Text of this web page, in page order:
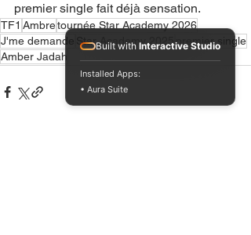
premier single fait déjà sensation.
TF1 Ambretournée Star Academy 2026
J'me demande
Star Academy 2025premier single
Amber Jadah
Built with Interactive Studio
Installed Apps:
• Aura Suite